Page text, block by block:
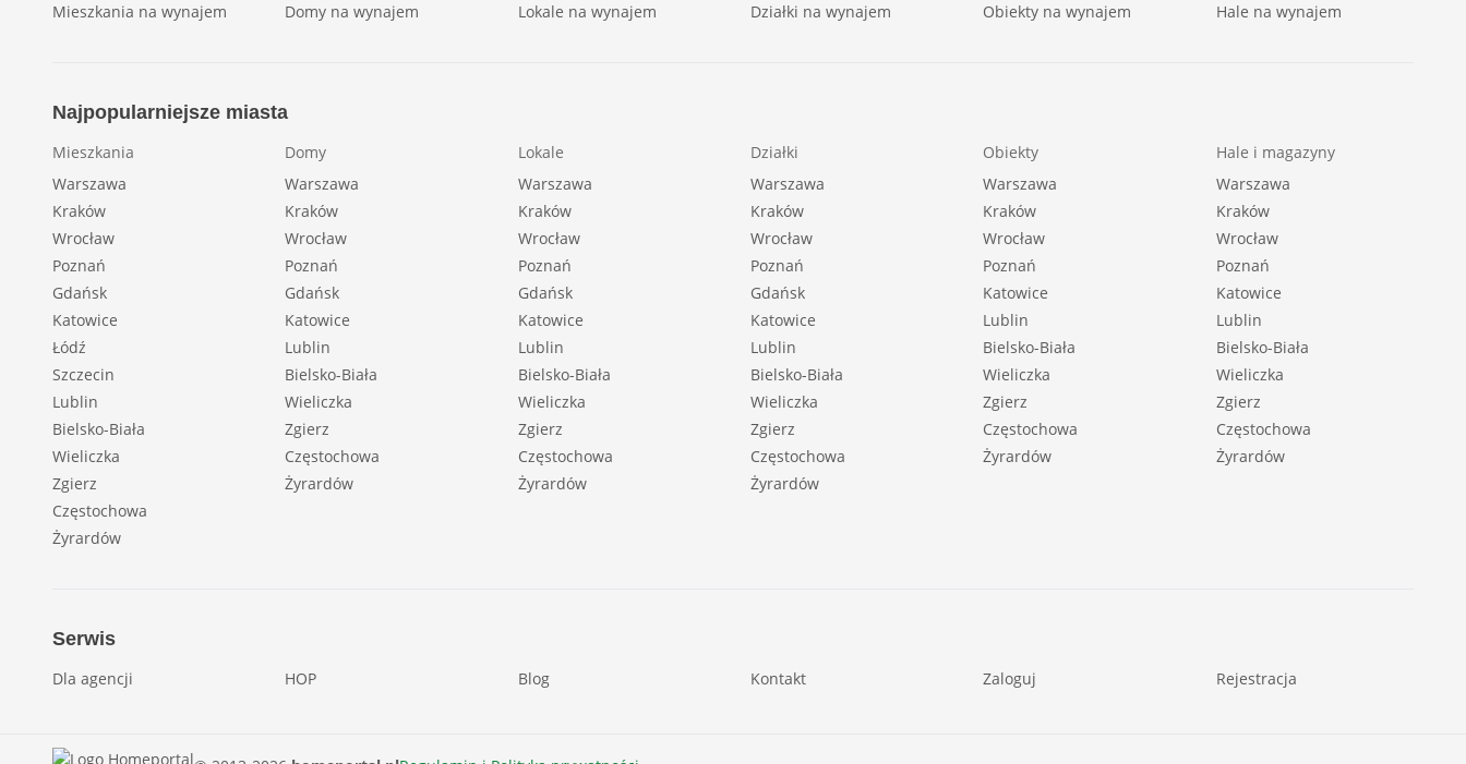
Mieszkania na wynajem
Domy na wynajem
Lokale na wynajem
Działki na wynajem
Obiekty na wynajem
Hale na wynajem
Najpopularniejsze miasta
Mieszkania
Warszawa
Kraków
Wrocław
Poznań
Gdańsk
Katowice
Łódź
Szczecin
Lublin
Bielsko-Biała
Wieliczka
Zgierz
Częstochowa
Żyrardów
Domy
Warszawa
Kraków
Wrocław
Poznań
Gdańsk
Katowice
Lublin
Bielsko-Biała
Wieliczka
Zgierz
Częstochowa
Żyrardów
Lokale
Warszawa
Kraków
Wrocław
Poznań
Gdańsk
Katowice
Lublin
Bielsko-Biała
Wieliczka
Zgierz
Częstochowa
Żyrardów
Działki
Warszawa
Kraków
Wrocław
Poznań
Gdańsk
Katowice
Lublin
Bielsko-Biała
Wieliczka
Zgierz
Częstochowa
Żyrardów
Obiekty
Warszawa
Kraków
Wrocław
Poznań
Katowice
Lublin
Bielsko-Biała
Wieliczka
Zgierz
Częstochowa
Żyrardów
Hale i magazyny
Warszawa
Kraków
Wrocław
Poznań
Katowice
Lublin
Bielsko-Biała
Wieliczka
Zgierz
Częstochowa
Żyrardów
Serwis
Dla agencji HOP Blog Kontakt Zaloguj Rejestracja